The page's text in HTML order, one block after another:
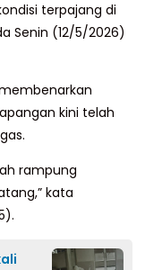
terpajang di
Senin (12/5/2026)
kini telah
rampung
kata